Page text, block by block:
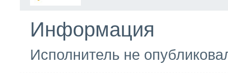
Информация
Исполнитель не